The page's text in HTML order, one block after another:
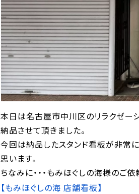
本日は名古屋市中川区のリラクゼー
納品させて頂きました。
今回は納品したスタンド看板が非常
思います。
ちなみに・・・もみほぐしの海様のご
【もみほぐしの海 店舗看板】